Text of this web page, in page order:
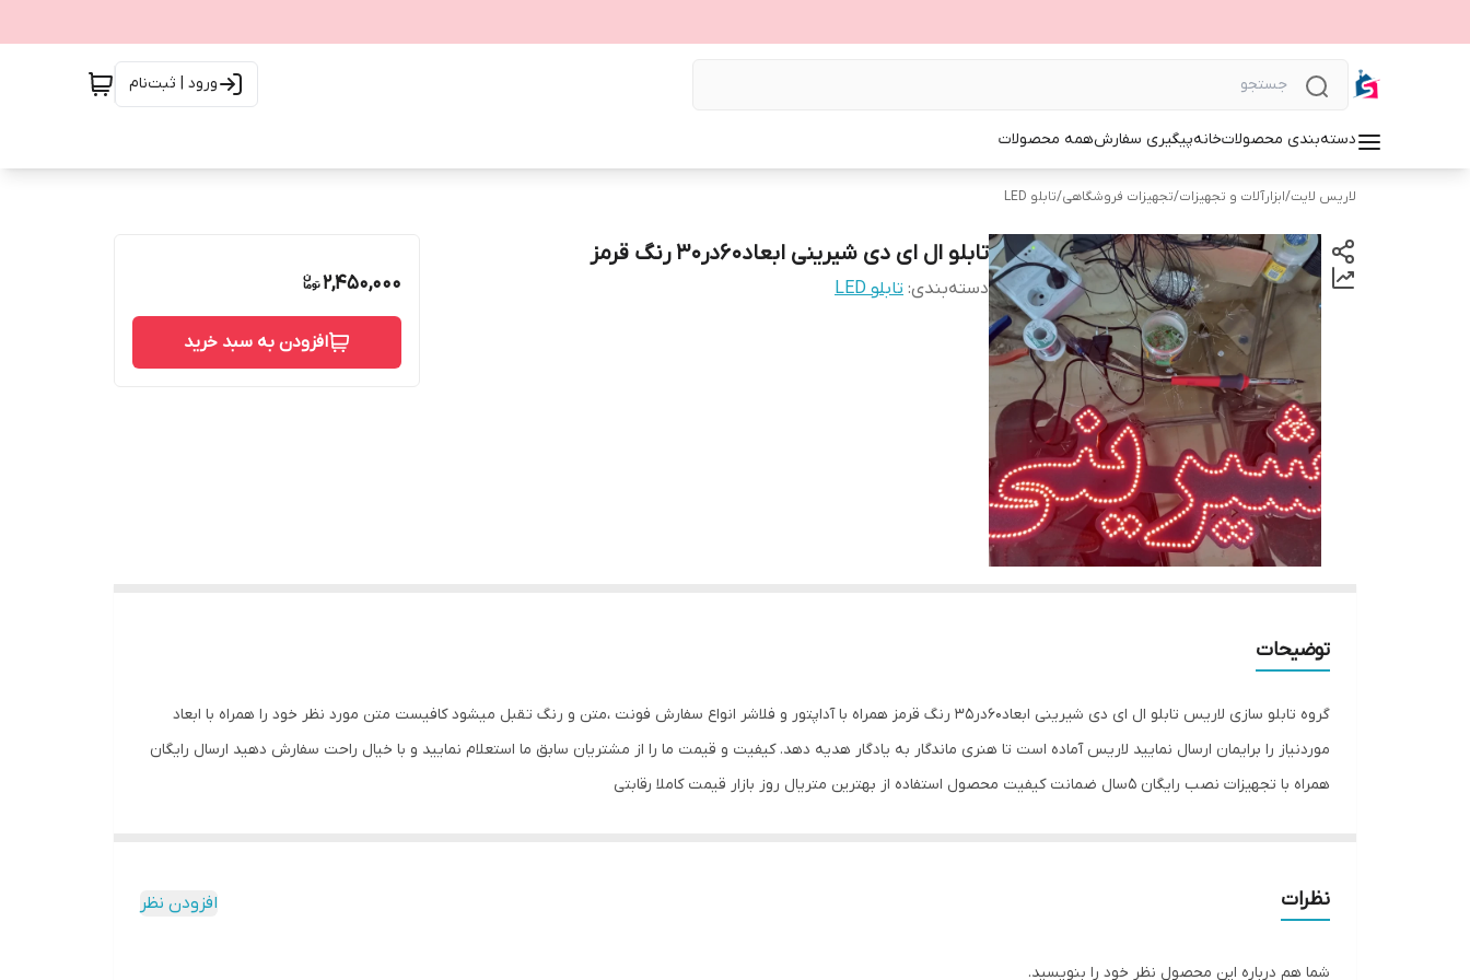
ورود | ثبت‌نام
دسته‌بندی محصولاتخانهپیگیری سفارشهمه محصولات
لاریس لایت/ابزارآلات و تجهیزات/تجهیزات فروشگاهی/تابلو LED
تابلو ال ای دی شیرینی ابعاد60در30 رنگ قرمز
دسته‌بندی: تابلو LED 2,450,000
افزودن به سبد خرید
توضیحات
گروه تابلو سازی لاریس تابلو ال ای دی شیرینی ابعاد60در35 رنگ قرمز همراه با آداپتور و فلاشر انواع سفارش فونت ،متن و رنگ تقبل میشود کافیست متن مورد نظر خود را همراه با ابعاد
موردنیاز را برایمان ارسال نمایید لاریس آماده است تا هنری ماندگار به یادگار هدیه دهد. کیفیت و قیمت ما را از مشتریان سابق ما استعلام نمایید و با خیال راحت سفارش دهید ارسال رایگان
همراه با تجهیزات نصب رایگان 5سال ضمانت کیفیت محصول استفاده از بهترین متریال روز بازار قیمت کاملا رقابتی
نظرات افزودن نظر
شما هم درباره این محصول نظر خود را بنویسید.